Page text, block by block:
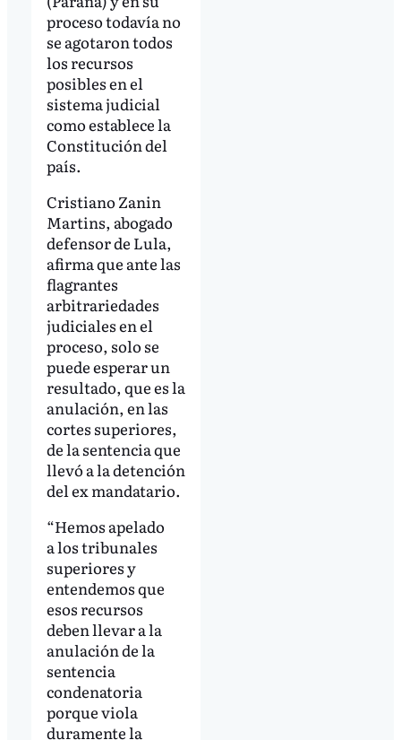
proceso todavía no
se agotaron todos
los recursos
posibles en el
sistema judicial
como establece la
Constitución del
país.
Cristiano Zanin
Martins, abogado
defensor de Lula,
afirma que ante las
flagrantes
arbitrariedades
judiciales en el
proceso, solo se
puede esperar un
resultado, que es la
anulación, en las
cortes superiores,
de la sentencia que
llevó a la detención
del ex mandatario.
“Hemos apelado
a los tribunales
superiores y
entendemos que
esos recursos
deben llevar a la
anulación de la
sentencia
condenatoria
porque viola
duramente la